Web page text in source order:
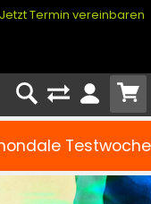
Jetzt Termin vereinbaren
bei Edelhelfer +